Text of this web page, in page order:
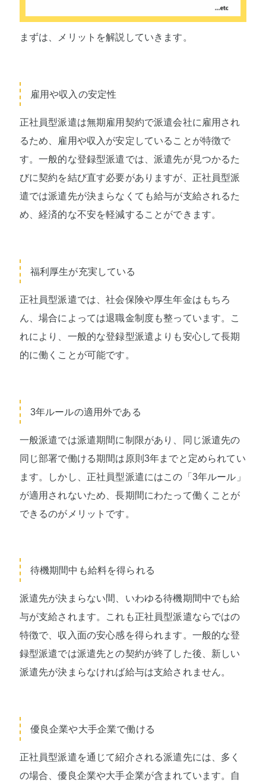
まずは、メリットを解説していきます。
雇用や収入の安定性
正社員型派遣は無期雇用契約で派遣会社に雇用され
るため、雇用や収入が安定していることが特徴で
す。一般的な登録型派遣では、派遣先が見つかるた
びに契約を結び直す必要がありますが、正社員型派
遣では派遣先が決まらなくても給与が支給されるた
め、経済的な不安を軽減することができます。
福利厚生が充実している
正社員型派遣では、社会保険や厚生年金はもちろ
ん、場合によっては退職金制度も整っています。こ
れにより、一般的な登録型派遣よりも安心して長期
的に働くことが可能です。
3年ルールの適用外である
一般派遣では派遣期間に制限があり、同じ派遣先の
同じ部署で働ける期間は原則3年までと定められてい
ます。しかし、正社員型派遣にはこの「3年ルール」
が適用されないため、長期間にわたって働くことが
できるのがメリットです。
待機期間中も給料を得られる
派遣先が決まらない間、いわゆる待機期間中でも給
与が支給されます。これも正社員型派遣ならではの
特徴で、収入面の安心感を得られます。一般的な登
録型派遣では派遣先との契約が終了した後、新しい
派遣先が決まらなければ給与は支給されません。
優良企業や大手企業で働ける
正社員型派遣を通じて紹介される派遣先には、多く
の場合、優良企業や大手企業が含まれています。自